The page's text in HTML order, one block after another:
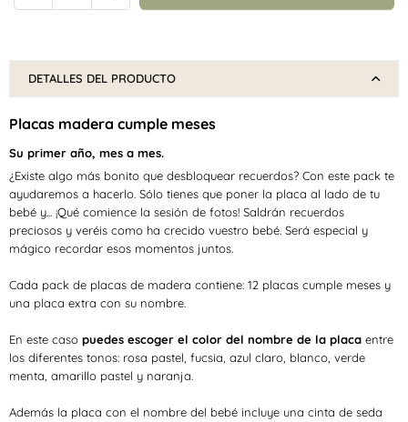
cantidad
bebé
-
Colores
y
puntos
cantidad
bebé
-
Colores
y
puntos
DETALLES DEL PRODUCTO
Placas madera cumple meses
Su primer año, mes a mes.
¿Existe algo más bonito que desbloquear recuerdos? Con este pack te
ayudaremos a hacerlo. Sólo tienes que poner la placa al lado de tu
bebé y... ¡Qué comience la sesión de fotos! Saldrán recuerdos
preciosos y veréis como ha crecido vuestro bebé. Será especial y
mágico recordar esos momentos juntos.
Cada pack de placas de madera contiene: 12 placas cumple meses y
una placa extra con su nombre.
En este caso puedes escoger el color del nombre de la placa entre
los diferentes tonos: rosa pastel, fucsia, azul claro, blanco, verde
menta, amarillo pastel y naranja.
Además la placa con el nombre del bebé incluye una cinta de seda